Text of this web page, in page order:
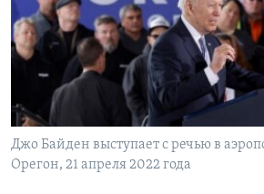
Learning English
СОЦИАЛЬНЫЕ СЕТИ
Языки
Джо Байден выступает с речью в
Орегон, 21 апреля 2022 года